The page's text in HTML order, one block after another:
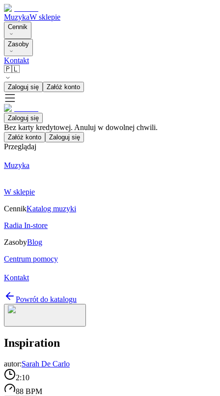
MuzykaW sklepie
Cennik
Zasoby
Kontakt
🇵🇱
Zaloguj się Załóż konto
Zaloguj się
Bez karty kredytowej. Anuluj w dowolnej chwili.
Załóż konto Zaloguj się
Przeglądaj
Muzyka
W sklepie
CennikKatalog muzyki
Radia In-store
ZasobyBlog
Centrum pomocy
Kontakt
Powrót do katalogu
Inspiration
autor:Sarah De Carlo
2:10
88 BPM